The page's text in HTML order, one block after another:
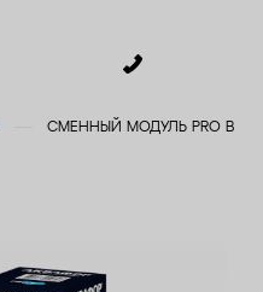
СМЕННЫЙ МОДУЛЬ PRO B